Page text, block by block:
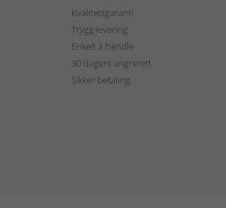
Kvalitetsgaranti
Trygg levering
Enkelt å handle
30 dagers angrerett
Sikker betaling